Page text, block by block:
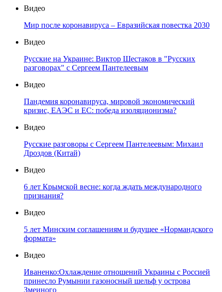
Видео
Мир после коронавируса – Евразийская повестка 2030
Видео
Русские на Украине: Виктор Шестаков в "Русских
разговорах" с Сергеем Пантелеевым
Видео
Пандемия коронавируса, мировой экономический
кризис, ЕАЭС и ЕС: победа изоляционизма?
Видео
Русские разговоры с Сергеем Пантелеевым: Михаил
Дроздов (Китай)
Видео
6 лет Крымской весне: когда ждать международного
признания?
Видео
5 лет Минским соглашениям и будущее «Нормандского
формата»
Видео
Иваненко:Охлаждение отношений Украины с Россией
принесло Румынии газоносный шельф у острова
Змеиного